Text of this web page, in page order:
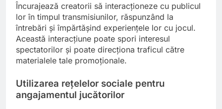
Încurajează creatorii să interacționeze cu publicul
lor în timpul transmisiunilor, răspunzând la
întrebări și împărtășind experiențele lor cu jocul.
Această interacțiune poate spori interesul
spectatorilor și poate direcționa traficul către
materialele tale promoționale.
Utilizarea rețelelor sociale pentru
angajamentul jucătorilor